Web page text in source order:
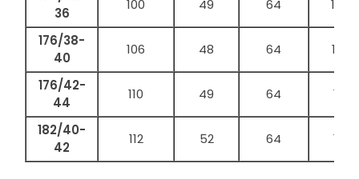
36
100 49 64 104
176/38-
40
106 48 64 108
176/42-
44
110 49 64 118
182/40-
42
112 52 64 116